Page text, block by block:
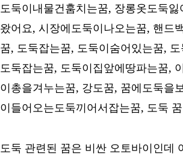
도둑이내물건훔치는꿈, 장롱옷도둑
왔어요, 시장에도둑이나오는꿈, 핸드
꿈, 도둑잡는꿈, 도둑이숨어있는꿈,
도둑잡는꿈, 도둑이집앞에땅파는꿈,
이총을겨누는꿈, 강도꿈, 꿈에도둑을
이들어오는도둑끼어서잡는꿈, 도둑
도둑 관련된 꿈은 비싼 오토바이인데